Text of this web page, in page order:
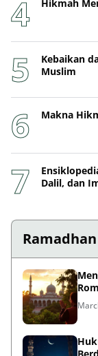
Hikmah
Kebaikan
Muslim
Makna
Dalil, dan
Ramadhan